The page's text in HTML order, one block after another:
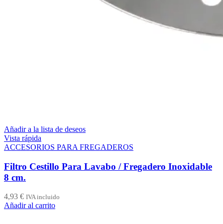
Añadir a la lista de deseos
Vista rápida
ACCESORIOS PARA FREGADEROS
Filtro Cestillo Para Lavabo / Fregadero Inoxidable
8 cm.
4,93 € IVA incluido
Añadir al carrito